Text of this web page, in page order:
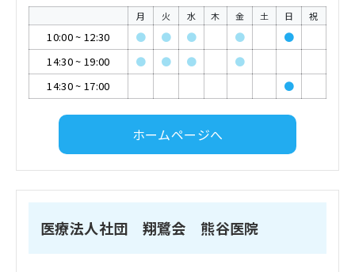
月 火 水 木 金 土 日 祝
10:00~ 12:30 ● ● ● ●
●
14:30~ 19:00 ● ● ●
●
14:30~ 17:00 ●
ホームページへ
医療法人社団 翔鷺会 熊谷医院